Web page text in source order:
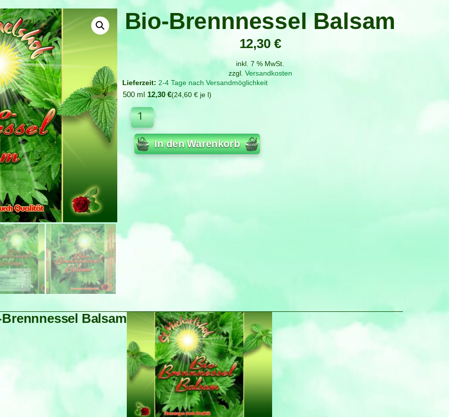
Bio-Brennnessel Balsam
12,30 €
inkl. 7 % MwSt.
zzgl. Versandkosten
2-4 Tage nach Versandmöglichkeit
500 ml 12,30 € 24,60 €je l
In den Warenkorb
Balsam